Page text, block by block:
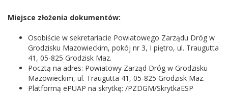
Miejsce złożenia dokumentów:
Osobiście w sekretariacie Powiatowego Zarządu Dróg w
Grodzisku Mazowieckim, pokój nr 3, I piętro, ul. Traugutta
41, 05-825 Grodzisk Maz.
Pocztą na adres: Powiatowy Zarząd Dróg w Grodzisku
Mazowieckim, ul. Traugutta 41, 05-825 Grodzisk Maz.
Platformą ePUAP na skrytkę: /PZDGM/SkrytkaESP